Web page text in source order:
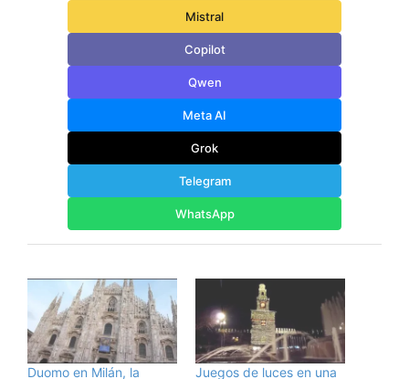
Mistral
Copilot
Qwen
Meta AI
Grok
Telegram
WhatsApp
Duomo en Milán, la Juegos de luces en una